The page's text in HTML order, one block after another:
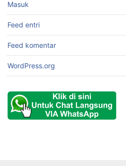
Masuk
Feed entri
Feed komentar
WordPress.org